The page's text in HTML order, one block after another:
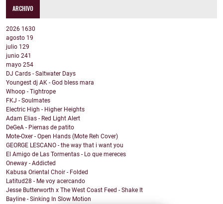
ARCHIVO
2026 1630
agosto 19
julio 129
junio 241
mayo 254
DJ Cards - Saltwater Days
Youngest dj AK - God bless mara
Whoop - Tightrope
FKJ - Soulmates
Electric High - Higher Heights
Adam Elias - Red Light Alert
DeGeA - Piernas de patito
Mote-Oxer - Open Hands (Mote Reh Cover)
GEORGE LESCANO - the way that i want you
El Amigo de Las Tormentas - Lo que mereces
Oneway - Addicted
Kabusa Oriental Choir - Folded
Latitud28 - Me voy acercando
Jesse Butterworth x The West Coast Feed - Shake It
Bayline - Sinking In Slow Motion